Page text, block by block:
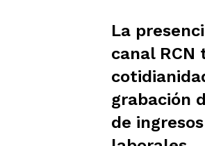
La
canal
grabación
de